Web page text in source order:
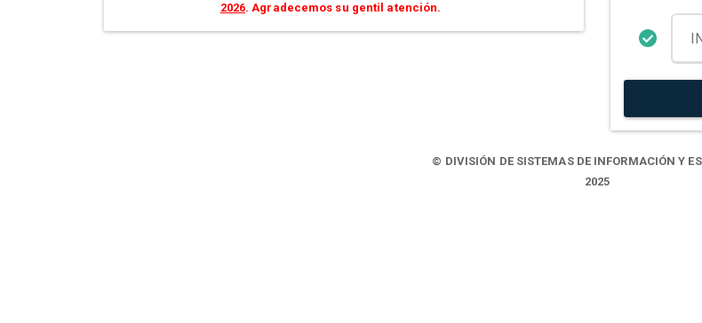
2026. Agradecemos su gentil atención.
© DIVISIÓN DE SISTEMAS DE INFORMACIÓN Y
2025